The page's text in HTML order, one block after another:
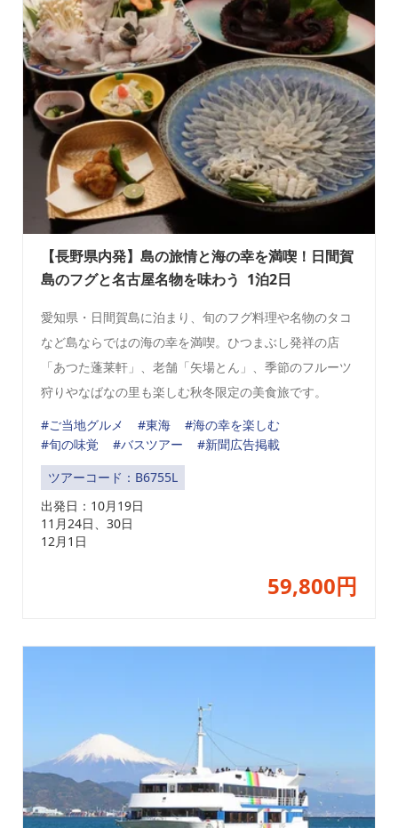
【長野県内発】島の旅情と海の幸を満喫！日間賀
島のフグと名古屋名物を味わう 1泊2日
愛知県・日間賀島に泊まり、旬のフグ料理や名物のタコ
など島ならではの海の幸を満喫。ひつまぶし発祥の店
「あつた蓬莱軒」、老舗「矢場とん」、季節のフルーツ
狩りやなばなの里も楽しむ秋冬限定の美食旅です。
#ご当地グルメ
#東海
#海の幸を楽しむ
#旬の味覚
#バスツアー
#新聞広告掲載
ツアーコード：B6755L
出発日： 10月19日
11月24日、30日
12月1日
59,800円